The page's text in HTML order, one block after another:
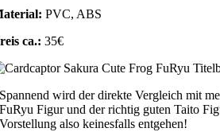
PVC, ABS
ca.:35€
Spannend wird der direkte Vergleich mit
FuRyu Figur und der richtig guten Taito
Vorstellung also keinesfalls entgehen!